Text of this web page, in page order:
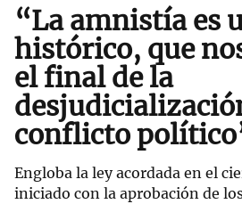
“La amnistía es
histórico, que
el final de la
conflicto
Engloba la ley acordada en el
iniciado con la aprobación de